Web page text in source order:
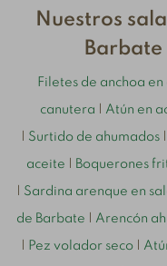
Nuestros
Barbate
Filetes de anchoa
canutera Atún en
Surtido de ahumados|
aceite Boquerones
Sardina arenque en
de Barbate Arencón
Pez volador seco|